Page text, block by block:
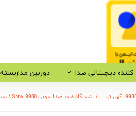
دیجیتالی صدا دوربین مداربسته
اگهی ترب دستگاه ضبط صدا سونی Sony 9980 / سنسور فعال / حافظه 16 / باتری 4 روزه / شنود صدا